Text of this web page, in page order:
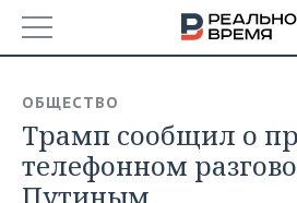
БАШКОРТОСТАН
ТАТАРСТАН
НОВОСТИ
АНАЛИТИКА
ОБЩЕСТВО
Трамп сообщил о
телефонном